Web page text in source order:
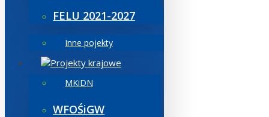
FELU 2021-2027
Inne pojekty
Projekty krajowe
MKiDN
WFOŚiGW